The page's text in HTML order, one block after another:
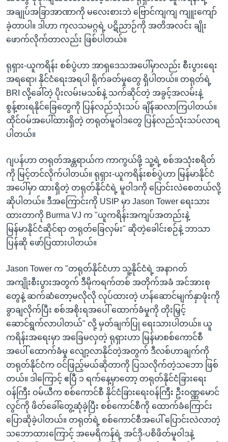
အချုပ်အခြာအာဏာကို မလေးစားဘဲ ဗြောင်ကျကျ ကျူးကျော်
ခဲ့တာပါ။ ဒါဟာ ကုလသမဂ္ဂရဲ့ ပဋိညာဉ်ကို အတိအလင်း ချိုး
ဖောက်လိုက်တာလည်း ဖြစ်ပါတယ်။
ရုရှား-ယူကရိန်း စစ်ပွဲဟာ အာရှဒေသအပေါ်မှာလည်း စီးပွားရေး
အရရော၊ နိုင်ငံရေးအရပါ ရိုက်ခတ်မှုတွေ ရှိပါတယ်။ တရုတ်ရဲ့
BRI လို့ခေါ်တဲ့ ပိုးလမ်းမသစ်နဲ့ သက်ဆိုင်တဲ့ အခွင့်အလမ်းနဲ့
စွန့်စားရနိုင်ခြေတွေကို ပြန်လည်သုံးသပ် ချိန်ဆလာကြပါတယ်။
ထိုင်ဝမ်အပေါ်ထားရှိတဲ့ တရုတ်မူဝါဒတွေ ပြန်လည်သုံးသပ်လာရ
ပါတယ်။
ဂျပန်ဟာ တရုတ်အန္တရာယ်က ကာကွယ်ဖို့ သူ့ရဲ့ စစ်အသုံးစရိတ်
ကို မြင့်တင်လိုက်ပါတယ်။ ရုရှား-ယူကရိန်းစစ်ပွဲဟာ မြန်မာနိုင်ငံ
အပေါ်မှာ ထားရှိတဲ့ တရုတ်နိုင်ငံရဲ့ မူဝါဒကို ပြောင်းလဲစေတယ်လို့
ဆိုပါတယ်။ ဒီအကြောင်းကို USIP မှာ Jason Tower ရေးသား
ထားတာကို Burma VJ က "ယူကရိန်းအကျပ်အတည်းနဲ့
မြန်မာနိုင်ငံဆိုင်ရာ တရုတ်ခြေလှမ်း" ဆိုတဲ့ခေါင်းစဉ်နဲ့ ဘာသာ
ပြန်ဆို ဖော်ပြထားပါတယ်။
Jason Tower က "တရုတ်နိုင်ငံဟာ သူ့နိုင်ငံရဲ့ အနာဂတ်
အကျိုးစီးပွားအတွက် ဒီမိုကရက်တစ် အတိုက်အခံ အင်အားစု
တွေနဲ့ ဆက်ဆံတော့မလိုလို လုပ်ထားတဲ့ ဟန်ဆောင်မျက်နှာဖုံးကို
ခွာချလိုက်ပြီး စစ်အစိုးရအပေါ် ထောက်ခံမှုကို တိုးမြှင့်
ဆောင်ရွက်လာပါတယ်" လို့ မှတ်ချက်ပြု ရေးသားပါတယ်။ ယူ
ကရိန်းအရေးမှာ အခြေမလှတဲ့ ရုရှားဟာ မြန်မာစစ်ကောင်စီ
အပေါ် ထောက်ခံမှု လျော့လာနိုင်တဲ့အတွက် ဒီလစ်ဟာချက်ကို
တရုတ်နိုင်ငံက ဝင်ဖြည့်မယ်ဆိုတာကို ပြသလိုက်တဲ့သဘော ဖြစ်
တယ်။ ဒါကြောင့် ဧပြီ ၁ ရက်နေ့မှာတော့ တရုတ်နိုင်ငံခြားရေး
ဝန်ကြီး ဝမ်ယီက စစ်ကောင်စီ နိုင်ငံခြားရေးဝန်ကြီး ဦးဝဏ္ဏမောင်
လွင်ကို ဖိတ်ခေါ်တွေ့ဆုံခဲ့ပြီး စစ်ကောင်စီကို ထောက်ခံကြောင်း
ပြောဆိုခဲ့ပါတယ်။ တရုတ်ရဲ့ စစ်ကောင်စီအပေါ် ပြောင်းလဲလာတဲ့
သဘောထားကြောင့် အမေရိကန်ရဲ့ အင်ဒို-ပစိဖိတ်မူဝါဒနဲ့